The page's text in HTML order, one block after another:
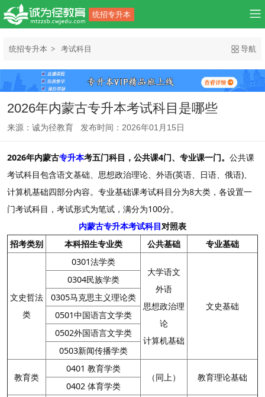
统招专升本
统招专升本 考试科目 导航
2026年内蒙古专升本考试科目是哪些
来源：诚为径教育 发布时间：2026年01月15日
2026年内蒙古专升本考五门科目，公共课4门、专业课一门。 公共课
考试科目包含语文基础、思想政治理论、外语(英语、日语、俄语)、
计算机基础四部分内容。专业基础课考试科目分为8大类，各设置一
门考试科目，考试形式为笔试，满分为100分。
内蒙古专升本考试科目对照表
招考类别
本科招生专业类 公共基础 专业基础
文史哲法
类
0301法学类
大学语文
外语
思想政治理
论
计算机基础
文史基础
0304民族学类
0305马克思主义理论类
0501中国语言文学类
0502外国语言文学类
0503新闻传播学类
教育类
0401 教育学类
（同上） 教育理论基础
0402 体育学类